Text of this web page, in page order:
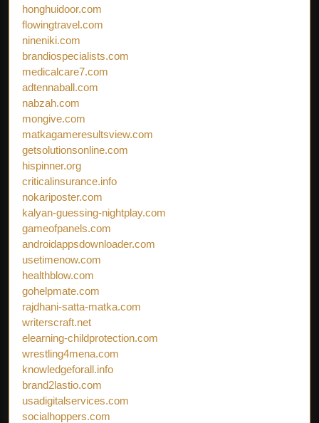
honghuidoor.com
flowingtravel.com
nineniki.com
brandiospecialists.com
medicalcare7.com
adtennaball.com
nabzah.com
mongive.com
matkagameresultsview.com
getsolutionsonline.com
hispinner.org
criticalinsurance.info
nokariposter.com
kalyan-guessing-nightplay.com
gameofpanels.com
androidappsdownloader.com
usetimenow.com
healthblow.com
gohelpmate.com
rajdhani-satta-matka.com
writerscraft.net
elearning-childprotection.com
wrestling4mena.com
knowledgeforall.info
brand2lastio.com
usadigitalservices.com
socialhoppers.com